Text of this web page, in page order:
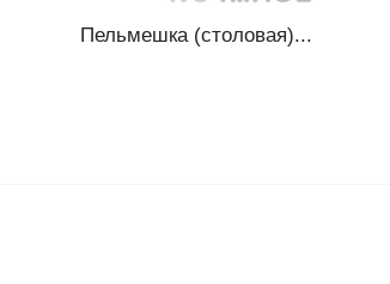
Пельмешка (столовая)...